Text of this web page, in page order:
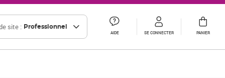
site : Professionnel
AIDE SE CONNECTER PANIER